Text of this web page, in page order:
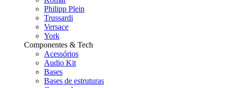
Philipp Plein
Trussardi
Versace
York
Componentes & Tech
Acessórios
Audio Kit
Bases
Bases de estruturas